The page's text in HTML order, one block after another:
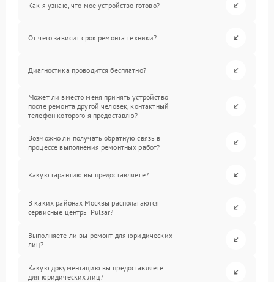
Как я узнаю, что мое устройство готово?
От чего зависит срок ремонта техники?
Диагностика проводится бесплатно?
Может ли вместо меня принять устройство
после ремонта другой человек, контактный
телефон которого я предоставлю?
Возможно ли получать обратную связь в
процессе выполнения ремонтных работ?
Какую гарантию вы предоставляете?
В каких районах Москвы располагаются
сервисные центры Pulsar?
Выполняете ли вы ремонт для юридических
лиц?
Какую документацию вы предоставляете
для юридических лиц?